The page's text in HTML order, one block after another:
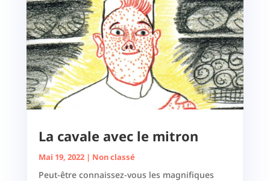
La cavale avec le mitron
Mai 19, 2022| Non classé
Peut-être connaissez-vous les magnifiques